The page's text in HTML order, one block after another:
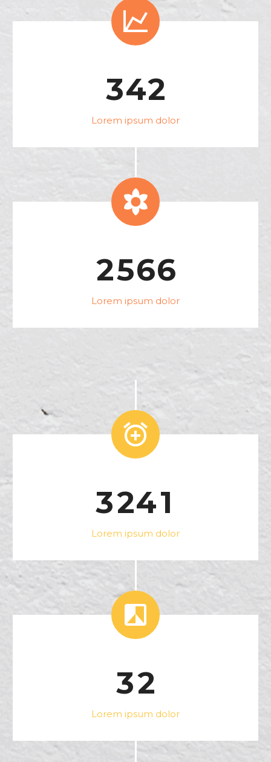


342
Lorem ipsum dolor


2566
Lorem ipsum dolor


3241
Lorem ipsum dolor


32
Lorem ipsum dolor